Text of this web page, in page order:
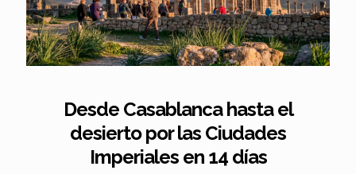
Desde Casablanca hasta el
desierto por las Ciudades
Imperiales en 14 días